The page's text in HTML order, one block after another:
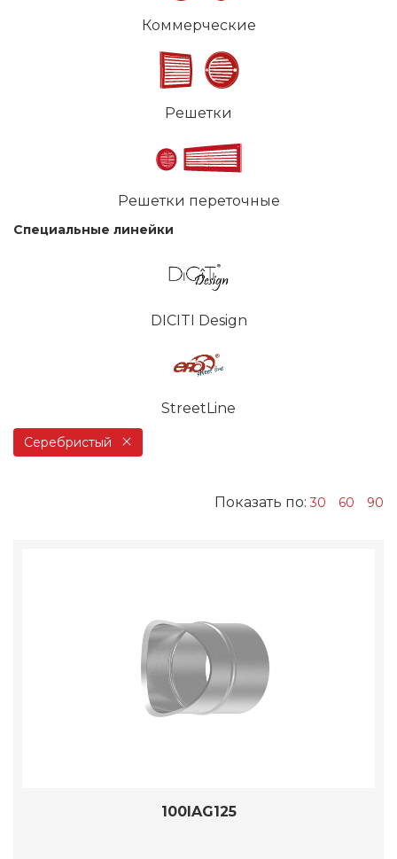
Коммерческие
Решетки
Решетки переточные
Специальные линейки
DICITI Design
StreetLine
Серебристый
Показать по:30 60 90
100IAG125